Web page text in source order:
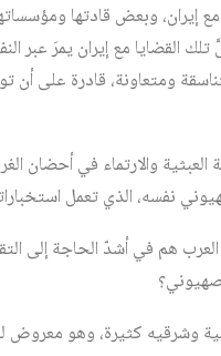
إيران، وبعض قادتها
القضايا مع إيران يمرَ عبر
ومتعاونة، قادرة على أن
العبثية والارتماء في
نفسه، الذي تعمل
هم في أشدّ الحاجة إلى
وشرقيه كثيرة، وهو معروض